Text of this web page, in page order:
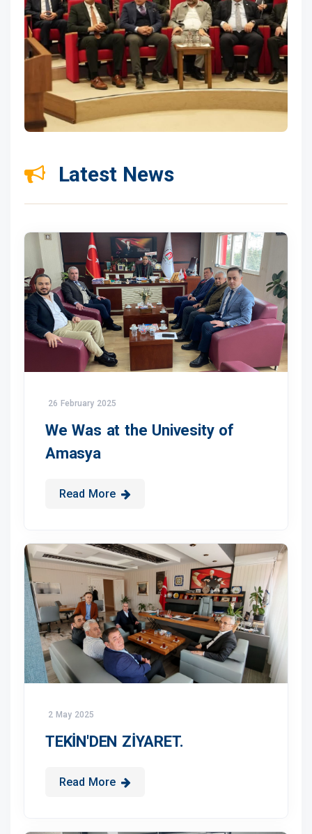
Latest News
26 February 2025
We Was at the Univesity of
Amasya
Read More
2 May 2025
TEKİN'DEN ZİYARET.
Read More